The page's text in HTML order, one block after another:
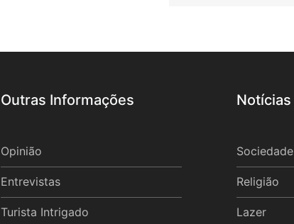
Outras Informações
Opinião
Entrevistas
Turista Intrigado
Notícias
Sociedade
Religião
Lazer